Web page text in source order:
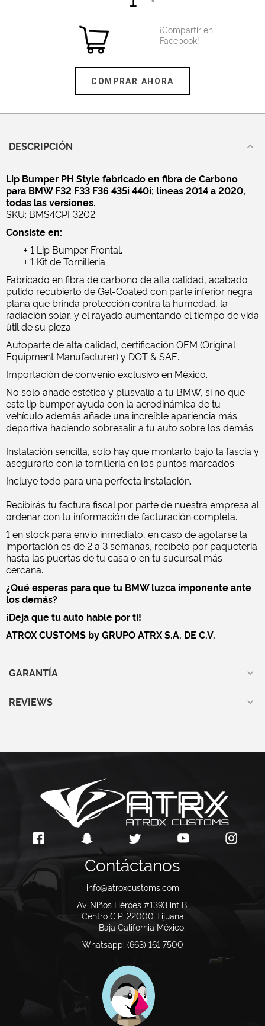
¡Compartir en
Facebook!
COMPRAR AHORA
DESCRIPCIÓN
Lip Bumper PH Style fabricado en fibra de Carbono
para BMW F32 F33 F36 435i 440i; líneas 2014 a 2020,
todas las versiones.
SKU: BMS4CPF3202.
Consiste en:
+ 1 Lip Bumper Frontal.
+ 1 Kit de Tornilleria.
Fabricado en fibra de carbono de alta calidad, acabado
pulido recubierto de Gel-Coated con parte inferior negra
plana que brinda protección contra la humedad, la
radiación solar, y el rayado aumentando el tiempo de vida
útil de su pieza.
Autoparte de alta calidad, certificación OEM (Original
Equipment Manufacturer) y DOT & SAE.
Importación de convenio exclusivo en México.
No solo añade estética y plusvalía a tu BMW, si no que
este lip bumper ayuda con la aerodinámica de tu
vehículo además añade una increíble apariencia más
deportiva haciendo sobresalir a tu auto sobre los demás.
Instalación sencilla, solo hay que montarlo bajo la fascia y
asegurarlo con la tornillería en los puntos marcados.
Incluye todo para una perfecta instalación.
Recibirás tu factura fiscal por parte de nuestra empresa al
ordenar con tu información de facturación completa.
1 en stock para envío inmediato, en caso de agotarse la
importación es de 2 a 3 semanas, recíbelo por paquetería
hasta las puertas de tu casa o en tu sucursal más
cercana.
¿Qué esperas para que tu BMW luzca imponente ante
los demás?
¡Deja que tu auto hable por ti!
ATROX CUSTOMS by GRUPO ATRX S.A. DE C.V.
GARANTÍA
REVIEWS
Contáctanos
info@atroxcustoms.com
Av. Niños Héroes #1393 int B.
Centro C.P. 22000 Tijuana
Baja California México.
Whatsapp: (663) 161 7500